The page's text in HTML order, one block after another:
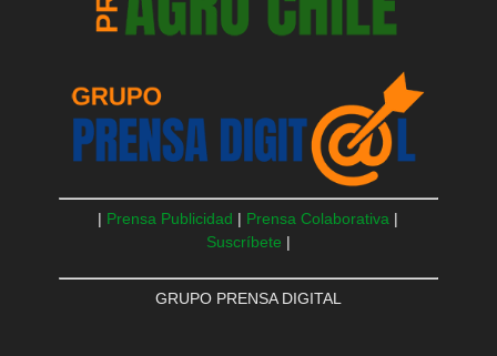
| Prensa Publicidad | Prensa Colaborativa |
Suscríbete |
GRUPO PRENSA DIGITAL